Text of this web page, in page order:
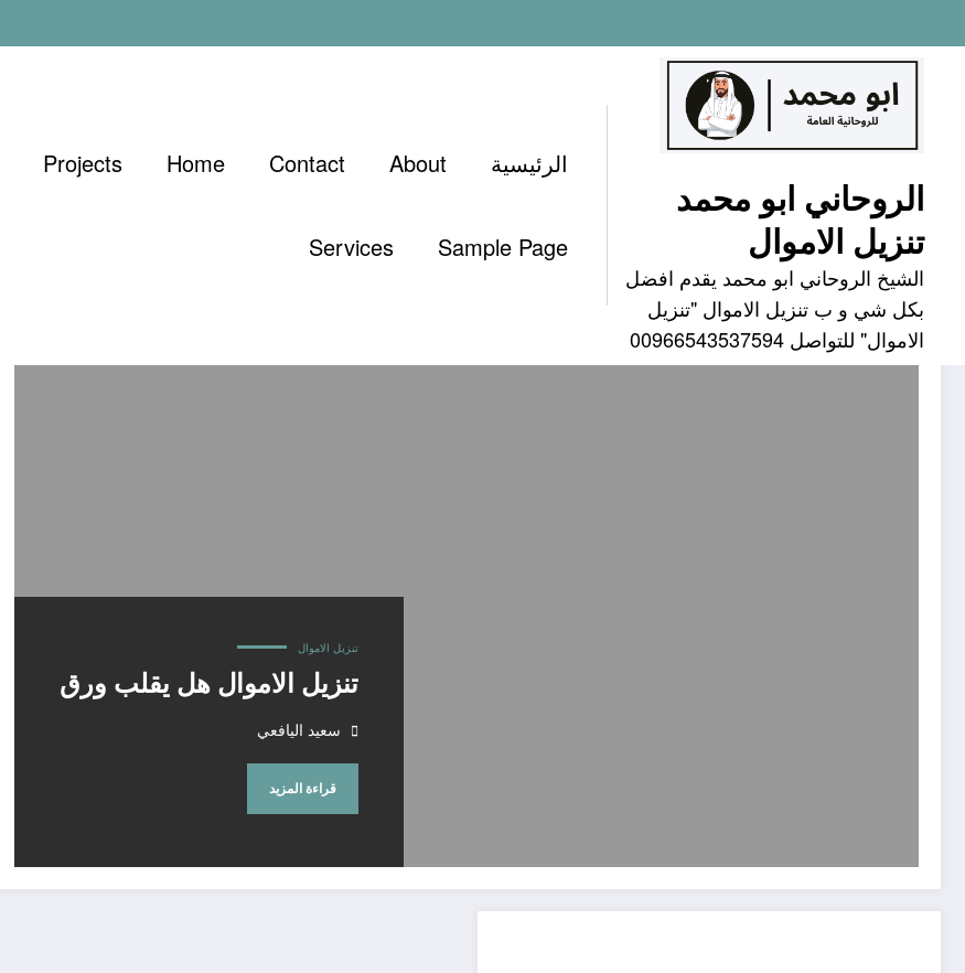
إلى
المحتوى
الروحاني ابو محمد
تنزيل الاموال
الشيخ الروحاني ابو محمد يقدم افضل
بكل شي و ب تنزيل الاموال "تنزيل
الاموال" للتواصل 00966543537594
الرئيسية About
Contact
Home
Projects
Sample Page
Services وسم: تنزيل الاموال هل يقلب ورق
تنزيل الاموال
تنزيل الاموال هل يقلب ورق
سعيد اليافعي
قراءة المزيد